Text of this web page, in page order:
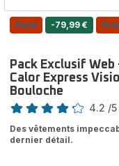
Pack -79,99 €
Pack Exclusif
Calor Express
Bouloche
Note
4.2 /5
Des vêtements
dernier détail.